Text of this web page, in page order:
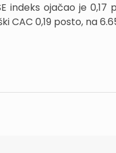
indeks ojačao je 0,17
CAC 0,19 posto, na